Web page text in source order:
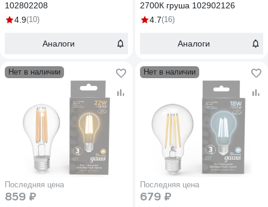
102802208
4.9(10)
Аналоги
2700К груша 102902126
4.7(16)
Аналоги
Нет в наличии
Последняя цена
859 ₽
Нет в наличии
Последняя цена
679 ₽